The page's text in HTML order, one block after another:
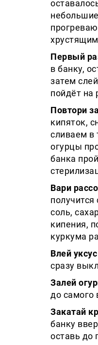
Первый
в банку,
затем
пойдёт на
Повтори
кипяток,
сливаем в
огурцы
банка
Вари
соль,
кипения,
куркума
Влей уксус
сразу
Залей
до самого
Закатай
банку
оставь до